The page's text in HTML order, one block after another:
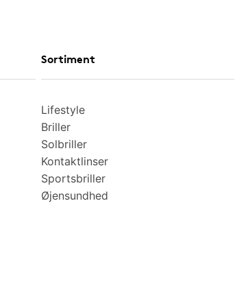
Sortiment
Lifestyle
Briller
Solbriller
Kontaktlinser
Sportsbriller
Øjensundhed